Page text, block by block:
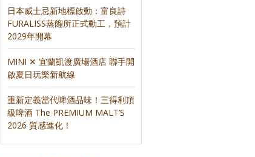
【論壇】500盤五年來，餐飲圈
的變與不變｜聯合報500盤
合報500甜
日本威士忌新地標啟動：富良詩
FURALISS蒸餾所正式動工，預計
2029年開幕
MINI ✕ 宜蘭凱渡廣場酒店 聯手開
啟夏日玩樂新航線
重新定義當代啤酒品味！三得利頂
級啤酒 The PREMIUM MALT’S
2026 質感進化！